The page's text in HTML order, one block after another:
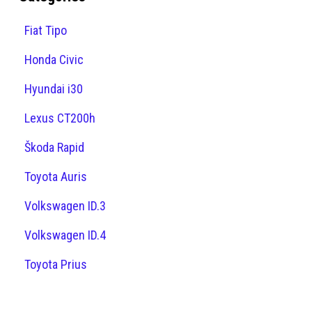
Fiat Tipo
Honda Civic
Hyundai i30
Lexus CT200h
Škoda Rapid
Toyota Auris
Volkswagen ID.3
Volkswagen ID.4
Toyota Prius